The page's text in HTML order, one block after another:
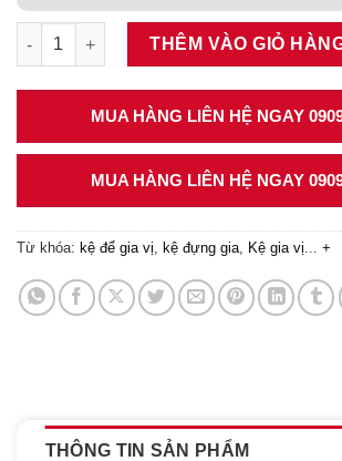
Kệ gia vị Hafele 400mm 549.20.825 số lượng
THÊM VÀO GIỎ
MUA HÀNG LIÊN HỆ NGAY
MUA HÀNG LIÊN HỆ NGAY
Từ khóa: kệ để gia vị, kệ đựng gia, Kệ gia vị... +
THÔNG TIN SẢN PHẨM